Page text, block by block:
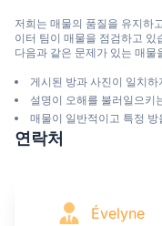
저희는 매물의 품질을 유지하
이터 팀이 매물을 점검하고 있
다음과 같은 문제가 있는 매물
게시된 방과 사진이 일치하
설명이 오해를 불러일으키
매물이 일반적이고 특정
연락처
Évelyne